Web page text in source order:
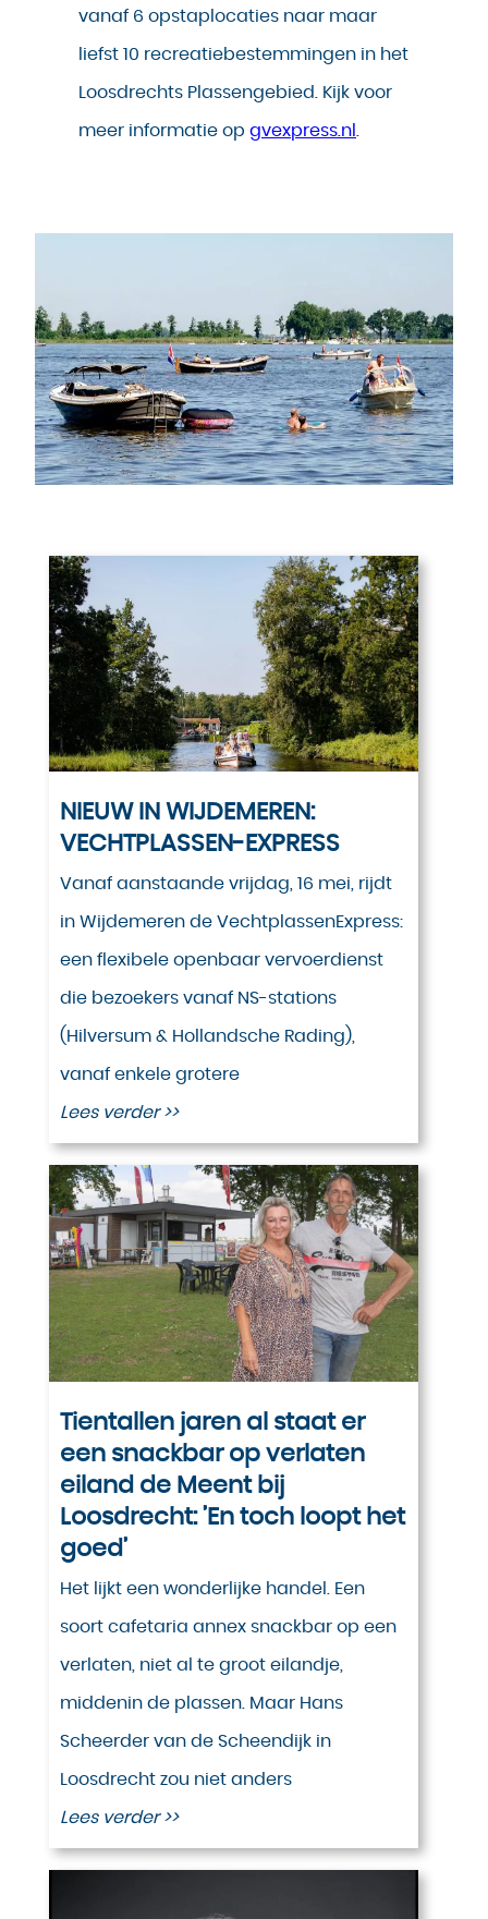
vanaf 6 opstaplocaties naar maar
liefst 10 recreatiebestemmingen in het
Loosdrechts Plassengebied. Kijk voor
meer informatie op gvexpress.nl .
NIEUW IN WIJDEMEREN:
VECHTPLASSEN-EXPRESS
Vanaf aanstaande vrijdag, 16 mei, rijdt
in Wijdemeren de VechtplassenExpress:
een flexibele openbaar vervoerdienst
die bezoekers vanaf NS-stations
(Hilversum & Hollandsche Rading),
vanaf enkele grotere
Lees verder >>
Tientallen jaren al staat er
een snackbar op verlaten
eiland de Meent bij
Loosdrecht: ’En toch loopt het
goed’
Het lijkt een wonderlijke handel. Een
soort cafetaria annex snackbar op een
verlaten, niet al te groot eilandje,
middenin de plassen. Maar Hans
Scheerder van de Scheendijk in
Loosdrecht zou niet anders
Lees verder >>